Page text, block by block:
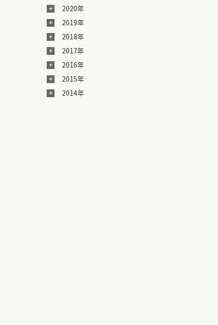
2020年
2019年
2018年
2017年
2016年
2015年
2014年